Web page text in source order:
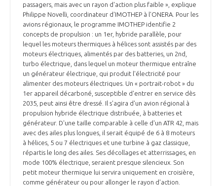
POURQUOI DEVENIR MEMBRE ?
LE MÉDIATEUR DE LA FILIÈRE AÉRONAUTIQUE ET SPATIALE
MÉDIATION ET CHARTE D’ENGAGEMENT SUR LES RELATIONS ENTRE
CLIENTS ET FOURNISSEURS
LA MÉDIATION AU-DELÀ DE LA FILIÈRE AÉRONAUTIQUE ET SPATIALE
PRENDRE CONTACT AVEC LE MÉDIATEUR DE LA FILIÈRE
L'OBSERVATOIRE
CHIFFRES CLÉS
LES ENJEUX
COMPÉTITIVITÉ
EMPLOI & FORMATION
ENVIRONNEMENT
LES PUBLICATIONS
DOCUMENTS & BROCHURES
RAPPORTS D'ACTIVITÉS
passagers, mais avec un rayon d'action plus faible », explique
Philippe Novelli, coordinateur d'IMOTHEP à l'ONERA. Pour les
avions régionaux, le programme IMOTHEP identifie 2
concepts de propulsion : un 1er, hybride parallèle, pour
lequel les moteurs thermiques à hélices sont assistés par des
moteurs électriques, alimentés par des batteries, un 2nd,
turbo électrique, dans lequel un moteur thermique entraîne
un générateur électrique, qui produit l'électricité pour
alimenter des moteurs électriques. Un « portrait-robot » du
1er appareil décarboné, susceptible d'entrer en service dès
2035, peut ainsi être dressé. Il s'agira d'un avion régional à
propulsion hybride électrique distribuée, à batteries et
générateur. D'une taille comparable à celle d'un ATR 42, mais
avec des ailes plus longues, il serait équipé de 6 à 8 moteurs
à hélices, 5 ou 7 électriques et une turbine à gaz classique,
répartis le long des ailes. Ses décollages et atterrissages, en
mode 100% électrique, seraient presque silencieux. Son
petit moteur thermique lui servira uniquement en croisière,
comme générateur ou pour allonger le rayon d'action.
DEMANDE D’ADHÉSION